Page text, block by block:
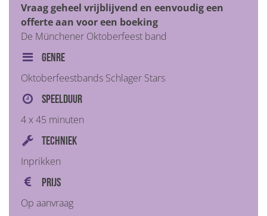
Vraag geheel vrijblijvend en eenvoudig een
offerte aan voor een boeking
De Münchener Oktoberfeest band
Genre
Oktoberfeestbands Schlager Stars
Speelduur
4 x 45 minuten
Techniek
Inprikken
Prijs
Op aanvraag